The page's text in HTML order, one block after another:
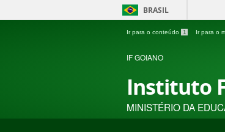
BRASIL
Ir para o conteúdo 1 Ir para o
IF GOIANO
Instituto
MINISTÉRIO DA